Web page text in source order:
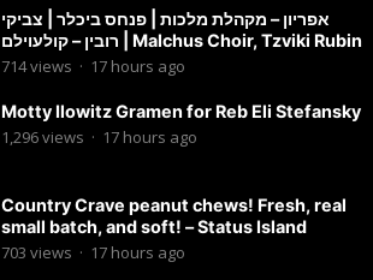
אפריון – מקהלת מלכות | פנחס ביכלר | צביקי
רובין – קולעוילם | Malchus Choir, Tzviki Rubin
714views · 17 hours ago
Motty Ilowitz Gramen for Reb Eli Stefansky
1,296views · 17 hours ago
Country Crave peanut chews! Fresh, real
small batch, and soft! – Status Island
703 views · 17 hours ago